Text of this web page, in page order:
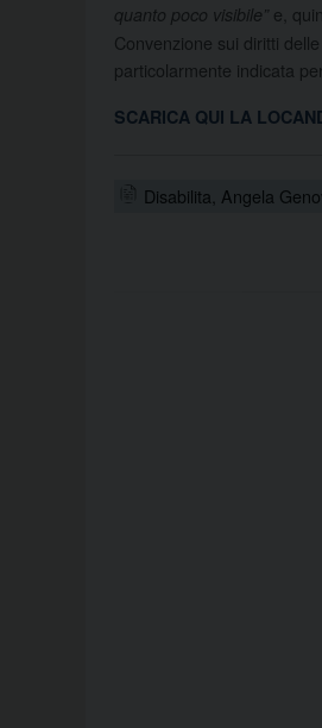
quanto poco visibile” e,
Convenzione sui diritti
particolarmente indicata
SCARICA QUI LA
Disabilita, Angela